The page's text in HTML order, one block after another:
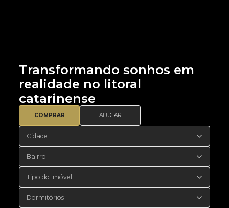
Transformando sonhos em
realidade no litoral
catarinense
COMPRAR ALUGAR
Cidade
Bairro
Tipo do Imóvel
Dormitórios